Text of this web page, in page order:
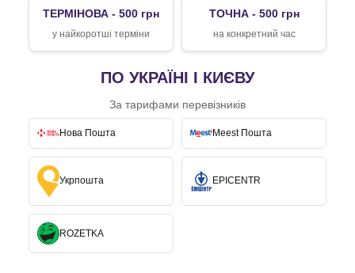
ТЕРМІНОВА - 500 грн
у найкоротші терміни
ТОЧНА - 500 грн
на конкретний час
ПО УКРАЇНІ І КИЄВУ
За тарифами перевізників
Нова Пошта Meest Пошта
Укрпошта EPICENTR
ROZETKA